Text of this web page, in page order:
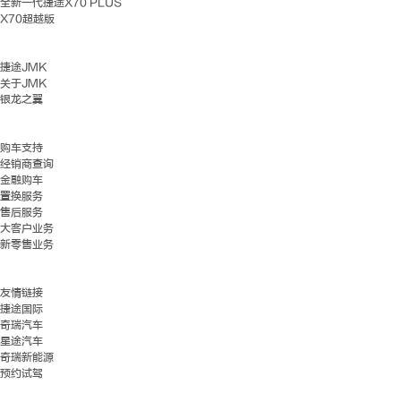
X70超越版
捷途JMK
关于JMK
银龙之翼
购车支持
经销商查询
金融购车
置换服务
售后服务
大客户业务
新零售业务
友情链接
捷途国际
奇瑞汽车
星途汽车
奇瑞新能源
预约试驾